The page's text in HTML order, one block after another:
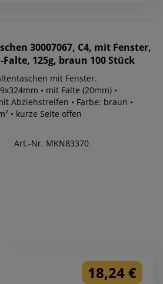
30007067, C4, mit Fenster,
125g, braun 100 Stück
mit Fenster.
• mit Falte (20mm) •
Abziehstreifen • Farbe: braun •
• kurze Seite offen
Art.-Nr. MKN83370
18,24 €